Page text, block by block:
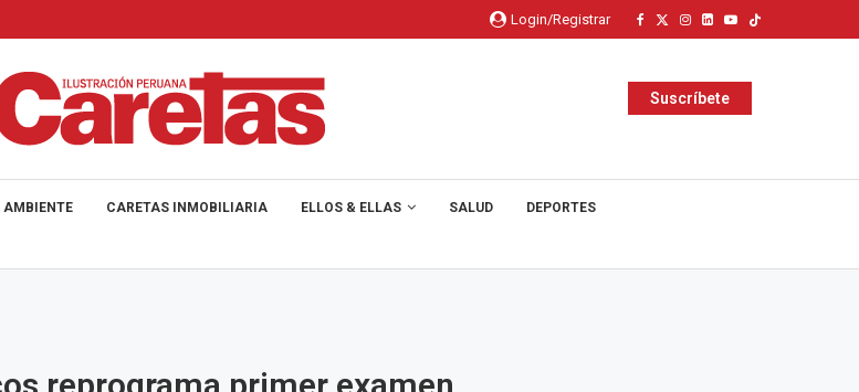
Login/Registrar
Suscríbete
AMBIENTE CARETAS INMOBILIARIA ELLOS & ELLAS SALUD DEPORTES